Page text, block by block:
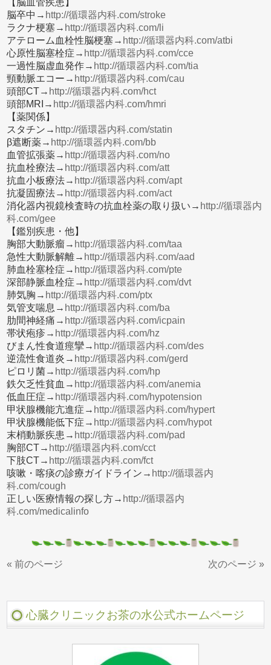
脳卒中→ http://循環器内科.com/stroke
ラクナ梗塞→ http://循環器内科.com/li
アテローム血栓性脳梗塞→ http://循環器内科.com/atbi
心原性脳塞栓症→ http://循環器内科.com/cce
一過性脳虚血発作→ http://循環器内科.com/tia
頸動脈エコー→ http://循環器内科.com/cau
頭部CT→ http://循環器内科.com/hct
頭部MRI→ http://循環器内科.com/hmri
【薬関係】
スタチン→ http://循環器内科.com/statin
β遮断薬→ http://循環器内科.com/bb
血管拡張薬→ http://循環器内科.com/no
抗血栓療法→ http://循環器内科.com/att
抗血小板療法→ http://循環器内科.com/apt
抗凝固療法→ http://循環器内科.com/act
消化器内視鏡検査時の抗血栓薬の取り扱い→ http://循環器内
科.com/gee
【鑑別疾患・他】
胸部大動脈瘤→ http://循環器内科.com/taa
急性大動脈解離→ http://循環器内科.com/aad
肺血栓塞栓症→ http://循環器内科.com/pte
深部静脈血栓症→ http://循環器内科.com/dvt
肺気胸→ http://循環器内科.com/ptx
気管支喘息→ http://循環器内科.com/ba
肋間神経痛→ http://循環器内科.com/icpain
帯状疱疹→ http://循環器内科.com/hz
びまん性食道痙攣→ http://循環器内科.com/des
逆流性食道炎→ http://循環器内科.com/gerd
ピロリ菌→ http://循環器内科.com/hp
鉄欠乏性貧血→ http://循環器内科.com/anemia
低血圧症→ http://循環器内科.com/hypotension
甲状腺機能亢進症→ http://循環器内科.com/hypert
甲状腺機能低下症→ http://循環器内科.com/hypot
末梢動脈疾患→ http://循環器内科.com/pad
胸部CT→ http://循環器内科.com/cct
下肢CT→ http://循環器内科.com/fct
咳嗽・喀痰の診療ガイドライン→ http://循環器内
科.com/cough
正しい医療情報の探し方→ http://循環器内
科.com/medicalinfo
« 前のページ 次のページ »
心臓クリニックお茶の水公式ホームページ